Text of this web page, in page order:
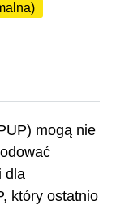
mogą nie
dla
który ostatnio